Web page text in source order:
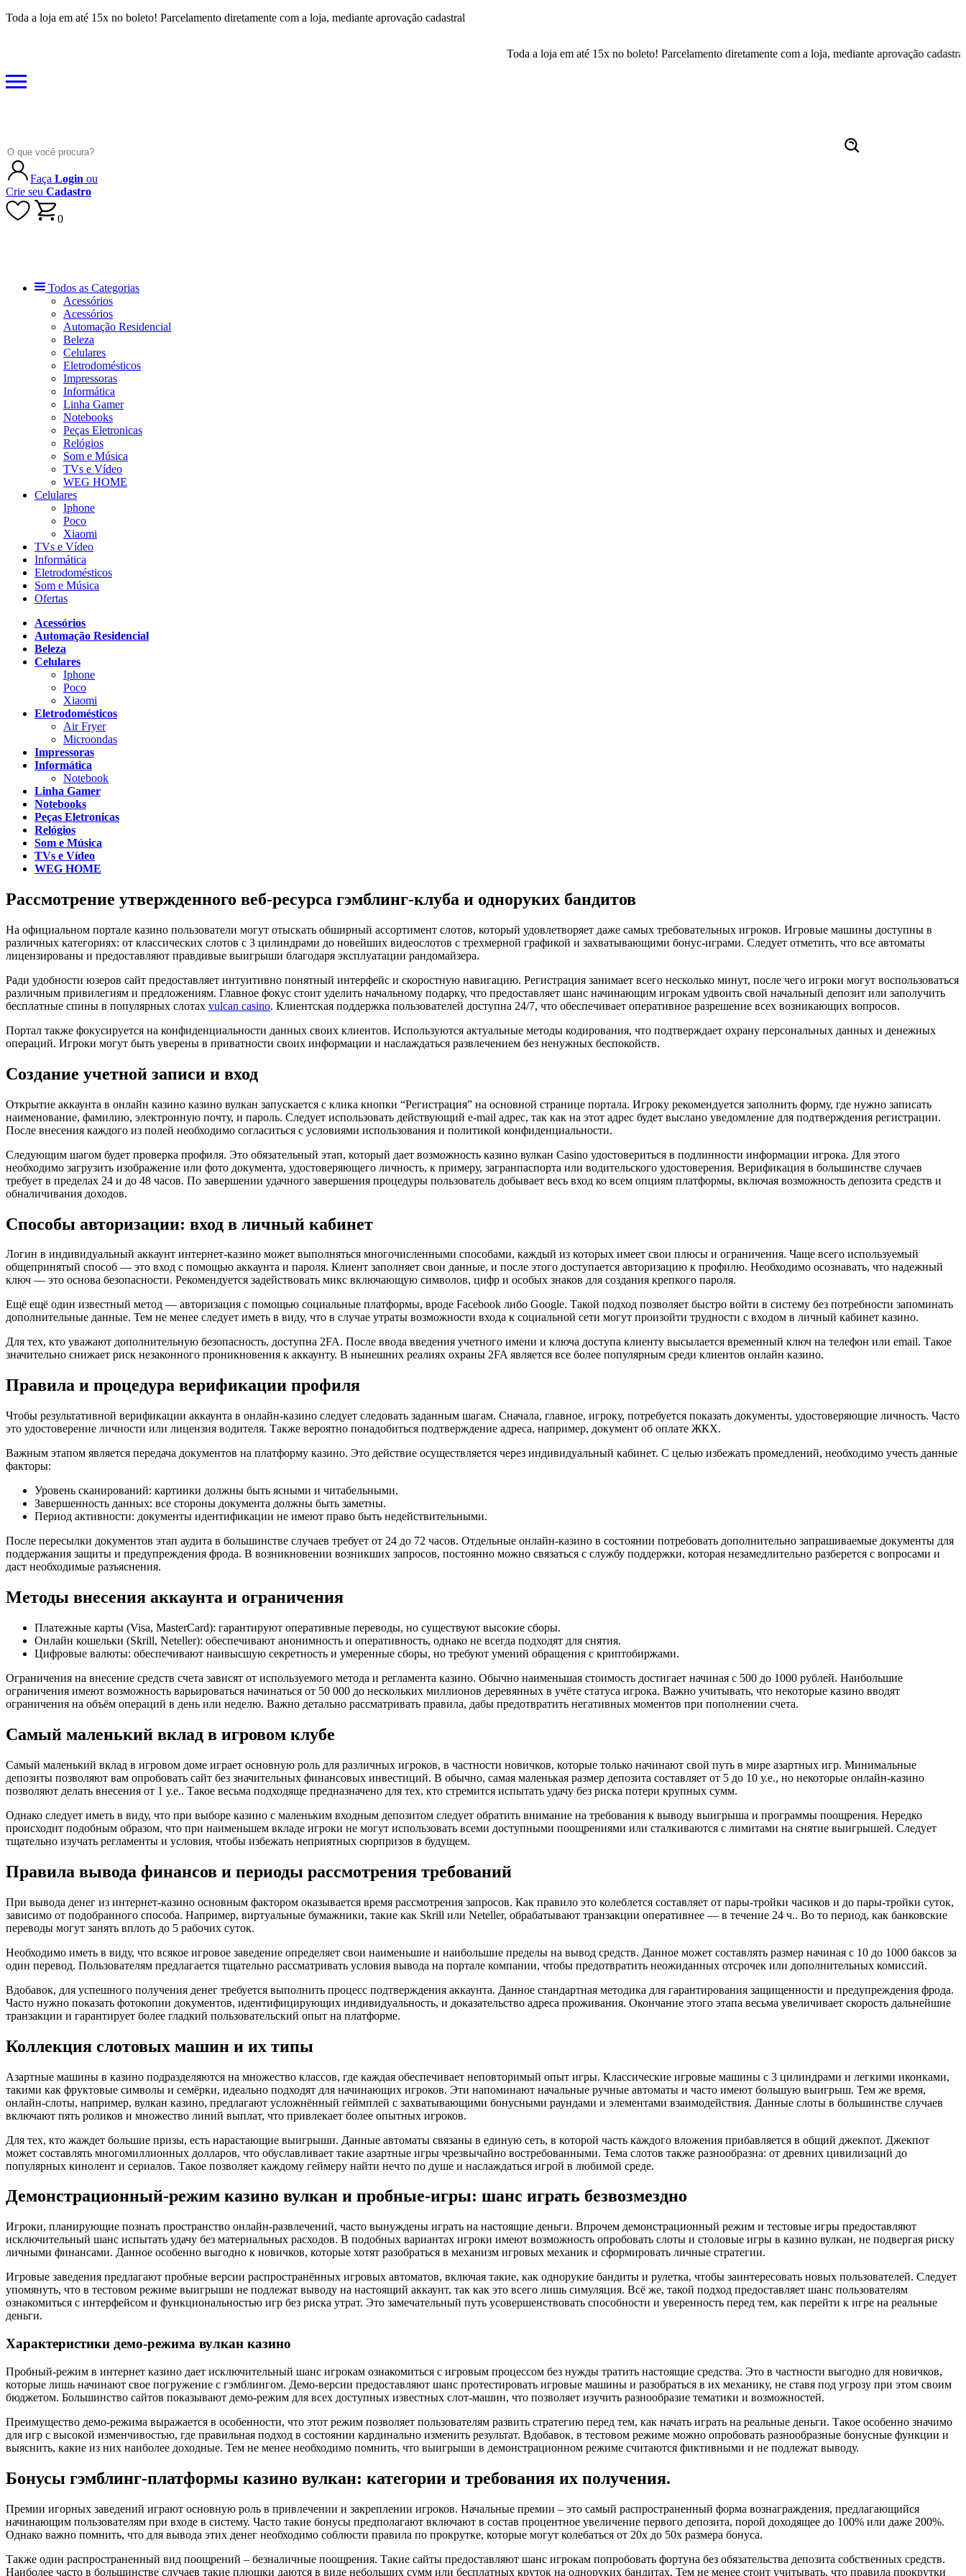
Toda a loja em até 15x no boleto! Parcelamento diretamente com a loja, mediante aprovação cadastral
Toda a loja em até 15x no boleto! Parcelamento diretamente com a loja, mediante aprovação cadastral
Faça Login ou
Crie seu Cadastro
0
Todos as Categorias
Acessórios
Acessórios
Automação Residencial
Beleza
Celulares
Eletrodomésticos
Impressoras
Informática
Linha Gamer
Notebooks
Peças Eletronicas
Relógios
Som e Música
TVs e Vídeo
WEG HOME
Celulares
Iphone
Poco
Xiaomi
TVs e Vídeo
Informática
Eletrodomésticos
Som e Música
Ofertas
Acessórios
Automação Residencial
Beleza
Celulares
Iphone
Poco
Xiaomi
Eletrodomésticos
Air Fryer
Microondas
Impressoras
Informática
Notebook
Linha Gamer
Notebooks
Peças Eletronicas
Relógios
Som e Música
TVs e Vídeo
WEG HOME
Рассмотрение утвержденного веб-ресурса гэмблинг-клуба и одноруких бандитов
На официальном портале казино пользователи могут отыскать обширный ассортимент слотов, который удовлетворяет даже самых требовательных игроков. Игровые машины доступны в
различных категориях: от классических слотов с 3 цилиндрами до новейших видеослотов с трехмерной графикой и захватывающими бонус-играми. Следует отметить, что все автоматы
лицензированы и предоставляют правдивые выигрыши благодаря эксплуатации рандомайзера.
Ради удобности юзеров сайт предоставляет интуитивно понятный интерфейс и скоростную навигацию. Регистрация занимает всего несколько минут, после чего игроки могут воспользоваться
различным привилегиям и предложениям. Главное фокус стоит уделить начальному подарку, что предоставляет шанс начинающим игрокам удвоить свой начальный депозит или заполучить
бесплатные спины в популярных слотах vulcan casino. Клиентская поддержка пользователей доступна 24/7, что обеспечивает оперативное разрешение всех возникающих вопросов.
Портал также фокусируется на конфиденциальности данных своих клиентов. Используются актуальные методы кодирования, что подтверждает охрану персональных данных и денежных
операций. Игроки могут быть уверены в приватности своих информации и наслаждаться развлечением без ненужных беспокойств.
Создание учетной записи и вход
Открытие аккаунта в онлайн казино казино вулкан запускается с клика кнопки “Регистрация” на основной странице портала. Игроку рекомендуется заполнить форму, где нужно записать
наименование, фамилию, электронную почту, и пароль. Следует использовать действующий e-mail адрес, так как на этот адрес будет выслано уведомление для подтверждения регистрации.
После внесения каждого из полей необходимо согласиться с условиями использования и политикой конфиденциальности.
Следующим шагом будет проверка профиля. Это обязательный этап, который дает возможность казино вулкан Casino удостовериться в подлинности информации игрока. Для этого
необходимо загрузить изображение или фото документа, удостоверяющего личность, к примеру, загранпаспорта или водительского удостоверения. Верификация в большинстве случаев
требует в пределах 24 и до 48 часов. По завершении удачного завершения процедуры пользователь добывает весь вход ко всем опциям платформы, включая возможность депозита средств и
обналичивания доходов.
Способы авторизации: вход в личный кабинет
Логин в индивидуальный аккаунт интернет-казино может выполняться многочисленными способами, каждый из которых имеет свои плюсы и ограничения. Чаще всего используемый
общепринятый способ — это вход с помощью аккаунта и пароля. Клиент заполняет свои данные, и после этого доступается авторизацию к профилю. Необходимо осознавать, что надежный
ключ — это основа безопасности. Рекомендуется задействовать микс включающую символов, цифр и особых знаков для создания крепкого пароля.
Ещё ещё один известный метод — авторизация с помощью социальные платформы, вроде Facebook либо Google. Такой подход позволяет быстро войти в систему без потребности запоминать
дополнительные данные. Тем не менее следует иметь в виду, что в случае утраты возможности входа к социальной сети могут произойти трудности с входом в личный кабинет казино.
Для тех, кто уважают дополнительную безопасность, доступна 2FA. После ввода введения учетного имени и ключа доступа клиенту высылается временный ключ на телефон или email. Такое
значительно снижает риск незаконного проникновения к аккаунту. В нынешних реалиях охраны 2FA является все более популярным среди клиентов онлайн казино.
Правила и процедура верификации профиля
Чтобы результативной верификации аккаунта в онлайн-казино следует следовать заданным шагам. Сначала, главное, игроку, потребуется показать документы, удостоверяющие личность. Часто
это удостоверение личности или лицензия водителя. Также вероятно понадобиться подтверждение адреса, например, документ об оплате ЖКХ.
Важным этапом является передача документов на платформу казино. Это действие осуществляется через индивидуальный кабинет. С целью избежать промедлений, необходимо учесть данные
факторы:
Уровень сканирований: картинки должны быть ясными и читабельными.
Завершенность данных: все стороны документа должны быть заметны.
Период активности: документы идентификации не имеют право быть недействительными.
После пересылки документов этап аудита в большинстве случаев требует от 24 до 72 часов. Отдельные онлайн-казино в состоянии потребовать дополнительно запрашиваемые документы для
поддержания защиты и предупреждения фрода. В возникновении возникших запросов, постоянно можно связаться с службу поддержки, которая незамедлительно разберется с вопросами и
даст необходимые разъяснения.
Методы внесения аккаунта и ограничения
Платежные карты (Visa, MasterCard): гарантируют оперативные переводы, но существуют высокие сборы.
Онлайн кошельки (Skrill, Neteller): обеспечивают анонимность и оперативность, однако не всегда подходят для снятия.
Цифровые валюты: обеспечивают наивысшую секретность и умеренные сборы, но требуют умений обращения с криптобиржами.
Ограничения на внесение средств счета зависят от используемого метода и регламента казино. Обычно наименьшая стоимость достигает начиная с 500 до 1000 рублей. Наибольшие
ограничения имеют возможность варьироваться начинаться от 50 000 до нескольких миллионов деревянных в учёте статуса игрока. Важно учитывать, что некоторые казино вводят
ограничения на объём операций в день или неделю. Важно детально рассматривать правила, дабы предотвратить негативных моментов при пополнении счета.
Самый маленький вклад в игровом клубе
Самый маленький вклад в игровом доме играет основную роль для различных игроков, в частности новичков, которые только начинают свой путь в мире азартных игр. Минимальные
депозиты позволяют вам опробовать сайт без значительных финансовых инвестиций. В обычно, самая маленькая размер депозита составляет от 5 до 10 у.е., но некоторые онлайн-казино
позволяют делать внесения от 1 у.е.. Такое весьма подходяще предназначено для тех, кто стремится испытать удачу без риска потери крупных сумм.
Однако следует иметь в виду, что при выборе казино с маленьким входным депозитом следует обратить внимание на требования к выводу выигрыша и программы поощрения. Нередко
происходит подобным образом, что при наименьшем вкладе игроки не могут использовать всеми доступными поощрениями или сталкиваются с лимитами на снятие выигрышей. Следует
тщательно изучать регламенты и условия, чтобы избежать неприятных сюрпризов в будущем.
Правила вывода финансов и периоды рассмотрения требований
При вывода денег из интернет-казино основным фактором оказывается время рассмотрения запросов. Как правило это колеблется составляет от пары-тройки часиков и до пары-тройки суток,
зависимо от подобранного способа. Например, виртуальные бумажники, такие как Skrill или Neteller, обрабатывают транзакции оперативнее — в течение 24 ч.. Во то период, как банковские
переводы могут занять вплоть до 5 рабочих суток.
Необходимо иметь в виду, что всякое игровое заведение определяет свои наименьшие и наибольшие пределы на вывод средств. Данное может составлять размер начиная с 10 до 1000 баксов за
один перевод. Пользователям предлагается тщательно рассматривать условия вывода на портале компании, чтобы предотвратить неожиданных отсрочек или дополнительных комиссий.
Вдобавок, для успешного получения денег требуется выполнить процесс подтверждения аккаунта. Данное стандартная методика для гарантирования защищенности и предупреждения фрода.
Часто нужно показать фотокопии документов, идентифицирующих индивидуальность, и доказательство адреса проживания. Окончание этого этапа весьма увеличивает скорость дальнейшие
транзакции и гарантирует более гладкий пользовательский опыт на платформе.
Коллекция слотовых машин и их типы
Азартные машины в казино подразделяются на множество классов, где каждая обеспечивает неповторимый опыт игры. Классические игровые машины с 3 цилиндрами и легкими иконками,
такими как фруктовые символы и семёрки, идеально подходят для начинающих игроков. Эти напоминают начальные ручные автоматы и часто имеют большую выигрыш. Тем же время,
онлайн-слоты, например, вулкан казино, предлагают усложнённый геймплей с захватывающими бонусными раундами и элементами взаимодействия. Данные слоты в большинстве случаев
включают пять роликов и множество линий выплат, что привлекает более опытных игроков.
Для тех, кто жаждет большие призы, есть нарастающие выигрыши. Данные автоматы связаны в единую сеть, в которой часть каждого вложения прибавляется в общий джекпот. Джекпот
может составлять многомиллионных долларов, что обуславливает такие азартные игры чрезвычайно востребованными. Тема слотов также разнообразна: от древних цивилизаций до
популярных кинолент и сериалов. Такое позволяет каждому геймеру найти нечто по душе и наслаждаться игрой в любимой среде.
Демонстрационный-режим казино вулкан и пробные-игры: шанс играть безвозмездно
Игроки, планирующие познать пространство онлайн-развлечений, часто вынуждены играть на настоящие деньги. Впрочем демонстрационный режим и тестовые игры предоставляют
исключительный шанс испытать удачу без материальных расходов. В подобных вариантах игроки имеют возможность опробовать слоты и столовые игры в казино вулкан, не подвергая риску
личными финансами. Данное особенно выгодно к новичков, которые хотят разобраться в механизм игровых механик и сформировать личные стратегии.
Игровые заведения предлагают пробные версии распространённых игровых автоматов, включая такие, как однорукие бандиты и рулетка, чтобы заинтересовать новых пользователей. Следует
упомянуть, что в тестовом режиме выигрыши не подлежат выводу на настоящий аккаунт, так как это всего лишь симуляция. Всё же, такой подход предоставляет шанс пользователям
ознакомиться с интерфейсом и функциональностью игр без риска утрат. Это замечательный путь усовершенствовать способности и уверенность перед тем, как перейти к игре на реальные
деньги.
Характеристики демо-режима вулкан казино
Пробный-режим в интернет казино дает исключительный шанс игрокам ознакомиться с игровым процессом без нужды тратить настоящие средства. Это в частности выгодно для новичков,
которые лишь начинают свое погружение с гэмблингом. Демо-версии предоставляют шанс протестировать игровые машины и разобраться в их механику, не ставя под угрозу при этом своим
бюджетом. Большинство сайтов показывают демо-режим для всех доступных известных слот-машин, что позволяет изучить разнообразие тематики и возможностей.
Преимущество демо-режима выражается в особенности, что этот режим позволяет пользователям развить стратегию перед тем, как начать играть на реальные деньги. Такое особенно значимо
для игр с высокой изменчивостью, где правильная подход в состоянии кардинально изменить результат. Вдобавок, в тестовом режиме можно опробовать разнообразные бонусные функции и
выяснить, какие из них наиболее доходные. Тем не менее необходимо помнить, что выигрыши в демонстрационном режиме считаются фиктивными и не подлежат выводу.
Бонусы гэмблинг-платформы казино вулкан: категории и требования их получения.
Премии игорных заведений играют основную роль в привлечении и закреплении игроков. Начальные премии – это самый распространенный форма вознаграждения, предлагающийся
начинающим пользователям при входе в систему. Часто такие бонусы предполагают включают в состав процентное увеличение первого депозита, порой доходящее до 100% или даже 200%.
Однако важно помнить, что для вывода этих денег необходимо соблюсти правила по прокрутке, которые могут колебаться от 20x до 50x размера бонуса.
Также один распространенный вид поощрений – безналичные поощрения. Такие сайты предоставляют шанс игрокам попробовать фортуна без обязательства депозита собственных средств.
Наиболее часто в большинстве случаев такие плюшки даются в виде небольших сумм или бесплатных круток на одноруких бандитах. Тем не менее стоит учитывать, что правила прокрутки